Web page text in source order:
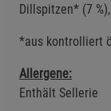
Dillspitzen* (7
*aus kontrolliert
Allergene:
Enthält Sellerie
Statistik
Beschreibung